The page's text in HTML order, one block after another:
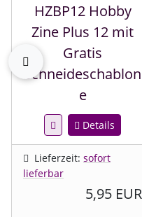
zurück
HZBP12 Hobby
Zine Plus 12 mit
Gratis
Schneideschablon
e
Details
Lieferzeit: sofort
lieferbar
5,95 EUR